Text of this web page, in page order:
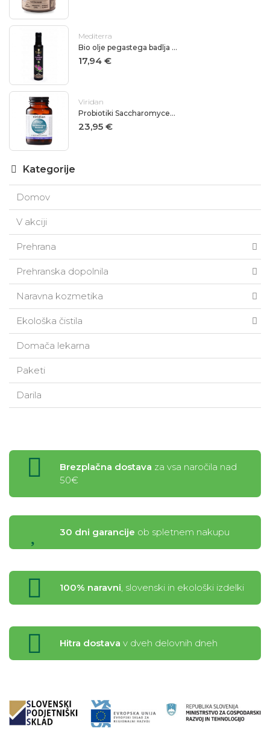
Mediterra
Bio olje pegastega badlja Mediterra 250ml
17,94 €
Viridan
Probiotiki Saccharomyces Boulardi Viridian
23,95 €
Kategorije
Domov
V akciji
Prehrana
Prehranska dopolnila
Naravna kozmetika
Ekološka čistila
Domača lekarna
Paketi
Darila
Brezplačna dostava za vsa naročila nad
50€
30 dni garancije ob spletnem nakupu
100% naravni, slovenski in ekološki izdelki
Hitra dostava v dveh delovnih dneh